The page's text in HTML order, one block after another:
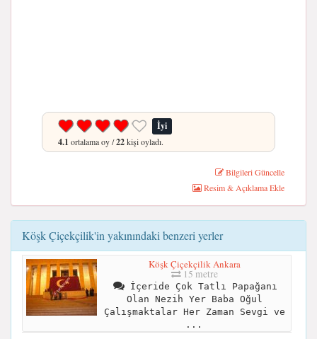
İyi
4.1 ortalama oy /22kişi oyladı.
Bilgileri Güncelle
Resim & Açıklama Ekle
Köşk Çiçekçilik'in yakınındaki benzeri yerler
Köşk Çiçekçilik Ankara
15 metre
İçeride Çok Tatlı Papağanı
Olan Nezih Yer Baba Oğul
Çalışmaktalar Her Zaman Sevgi ve
...